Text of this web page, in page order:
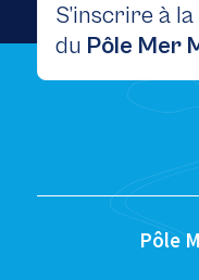
S’inscrire à
du Pôle Mer
Pôle